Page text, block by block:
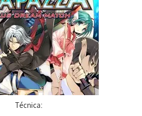
Técnica: